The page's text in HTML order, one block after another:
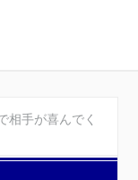
相手が喜んでく